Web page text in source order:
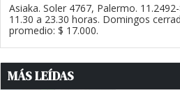
Asiaka. Soler 4767, Palermo.
11.30 a 23.30 horas. Domingos
promedio: $ 17.000.
MÁS LEÍDAS